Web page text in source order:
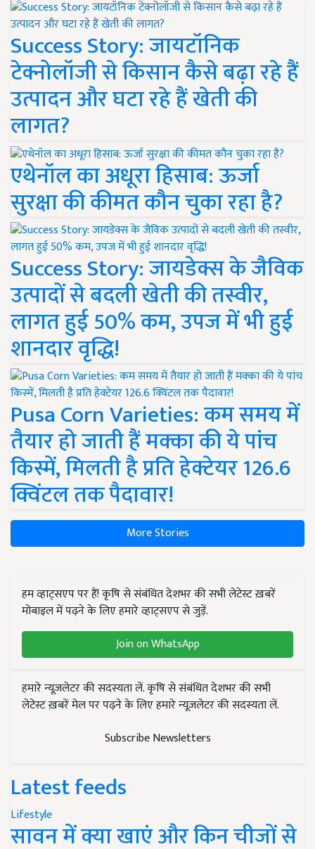
Success Story: जायटॉनिक
टेक्नोलॉजी से किसान कैसे बढ़ा रहे हैं
उत्पादन और घटा रहे हैं खेती की
लागत?
एथेनॉल का अधूरा हिसाब: ऊर्जा
सुरक्षा की कीमत कौन चुका रहा है?
Success Story: जायडेक्स के जैविक
उत्पादों से बदली खेती की तस्वीर,
लागत हुई 50% कम, उपज में भी हुई
शानदार वृद्धि!
Pusa Corn Varieties: कम समय में
तैयार हो जाती हैं मक्का की ये पांच
किस्में, मिलती है प्रति हेक्टेयर 126.6
क्विंटल तक पैदावार!
More Stories
हम व्हाट्सएप पर हैं! कृषि से संबंधित देशभर की सभी लेटेस्ट ख़बरें
मोबाइल में पढ़ने के लिए हमारे व्हाट्सएप से जुड़ें.
Join on WhatsApp
हमारे न्यूज़लेटर की सदस्यता लें. कृषि से संबंधित देशभर की सभी
लेटेस्ट ख़बरें मेल पर पढ़ने के लिए हमारे न्यूज़लेटर की सदस्यता लें.
Subscribe Newsletters
Latest feeds
Lifestyle
सावन में क्या खाएं और किन चीजों से